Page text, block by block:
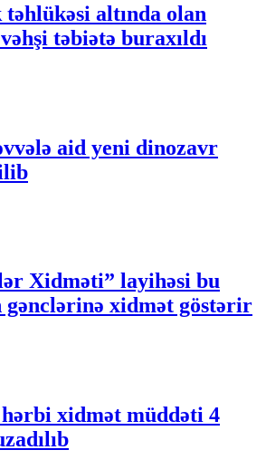
altında olan
təbiətə buraxıldı
aid yeni dinozavr
Xidməti” layihəsi bu
gənclərinə xidmət göstərir
xidmət müddəti 4